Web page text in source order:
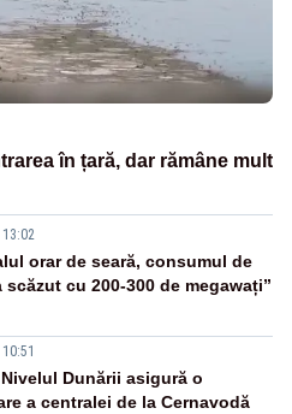
în țară, dar rămâne mult
orar de seară, consumul de
scăzut cu 200-300 de megawați”
Dunării asigură o
a centralei de la Cernavodă